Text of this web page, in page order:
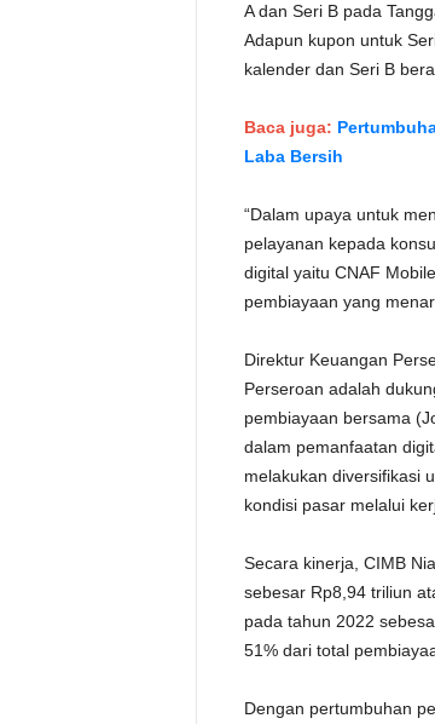
A dan Seri B pada
Adapun kupon untuk
kalender dan Seri B
Baca juga:
Laba Bersih
“Dalam upaya untuk
pelayanan kepada
digital yaitu CNAF
pembiayaan yang
Direktur Keuangan
Perseroan adalah
pembiayaan bersama
dalam pemanfaatan
melakukan diversifikasi
kondisi pasar melalui
Secara kinerja, CIMB
sebesar Rp8,94 triliun
pada tahun 2022
51% dari total
Dengan pertumbuhan